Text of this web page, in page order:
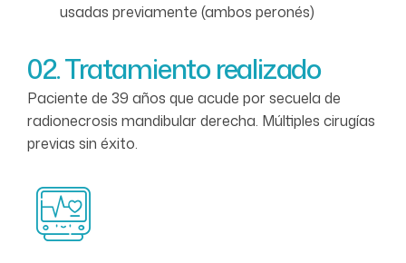
usadas previamente (ambos peronés)
02. Tratamiento realizado
Paciente de 39 años que acude por secuela de
radionecrosis mandibular derecha. Múltiples cirugías
previas sin éxito.